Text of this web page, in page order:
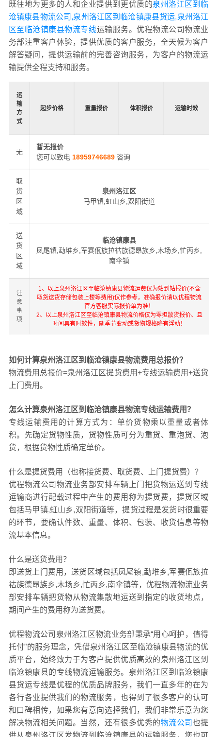
既往地为更多的人和企业提供到更优质的泉州洛江区到临
沧镇康县物流公司,泉州洛江区到临沧镇康县货运,泉州洛江
区至临沧镇康县物流专线运输服务。优程物流公司物流业
务部注重客户体验，提供优质的客户服务，全天候为客户
解答疑问，提供运输前的完善咨询服务，为客户的物流运
输提供全程支持和服务。
运
输
方
式
起步价格 重量报价 体积报价 运输时效
无
暂无报价
您可以致电 18959746689 咨询
取
货
区
域
泉州洛江区
马甲镇,虹山乡,双阳街道
送
货
区
域
临沧镇康县
凤尾镇,勐堆乡,军赛佤族拉祜族德昂族乡,木场乡,忙丙乡,
南伞镇
注
意
事
项
1、以上泉州洛江区至临沧镇康县物流运费仅为站到站报价(不含
取货送货存储包装上楼等费用)仅作参考，准确报价请以优程物流
官方客服实际报价单为准！
2、以上泉州洛江区至临沧镇康县物流价格仅为零担散货报价、且
时间具有时效性，随季节变动或货物规格略有浮动！
如何计算泉州洛江区到临沧镇康县物流费用总报价？
物流费用总报价=泉州洛江区提货费用+专线运输费用+送货
上门费用。
怎么计算泉州洛江区到临沧镇康县物流专线运输费用？
专线运输费用的计算方式为：单价货物乘以重量或者体
积。先确定货物性质，货物性质可分为重货、重泡货、泡
货，根据货物性质确定单价。
什么是提货费用（也称接货费、取货费、上门提货费）？
优程物流公司物流业务部安排车辆上门把货物运送到专线
运输商进行配载过程中产生的费用称为提货费，提货区域
包括马甲镇,虹山乡,双阳街道等，提货过程是发货时很重要
的环节，要确认件数、重量、体积、包装、收货信息等物
流基本信息。
什么是送货费用？
即送货上门费用，送货区域包括凤尾镇,勐堆乡,军赛佤族拉
祜族德昂族乡,木场乡,忙丙乡,南伞镇等，优程物流物流业务
部安排车辆把货物从物流集散地运送到指定的收货地点，
期间产生的费用称为送货费。
优程物流公司泉州洛江区物流业务部秉承“用心呵护，值得
托付”的服务理念，凭借泉州洛江区至临沧镇康县物流的优
质平台，始终致力于为客户提供优质高效的泉州洛江区到
临沧镇康县的专线物流运输服务。泉州洛江区到临沧镇康
县货运专线是优程的优质品牌服务，我们一直多年的在为
各行各业提供我们的物流服务，也得到了很多客户的认可
和口碑相传，如果您有意向选择我们，我们非常乐意为您
解决物流相关问题。当然，还有很多优秀的物流公司 也提